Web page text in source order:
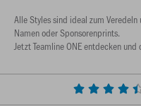
Alle Styles sind ideal zum
Namen oder Sponsorenprints.
Jetzt Teamline ONE entdecken